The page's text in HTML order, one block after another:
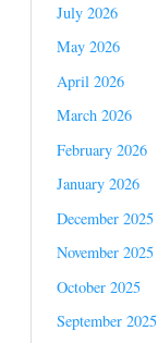
July 2026
May 2026
April 2026
March 2026
February 2026
January 2026
December 2025
November 2025
October 2025
September 2025